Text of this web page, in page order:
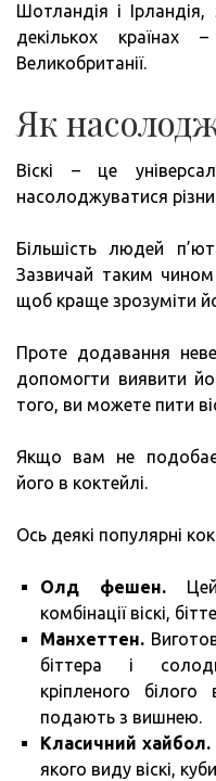
Шотландія і Ірландія,
декількох країнах
Великобританії.
Як
Віскі – це
насолоджуватися
Більшість людей
Зазвичай таким чином
щоб краще зрозуміти
Проте додавання
допомогти виявити
того, ви можете пити
Якщо вам не
його в коктейлі.
Ось деякі популярні
Олд фешен.
комбінації віскі,
Манхеттен.
біттера і
кріпленого
подають з вишнею.
Класичний хайбол.
якого виду віскі,